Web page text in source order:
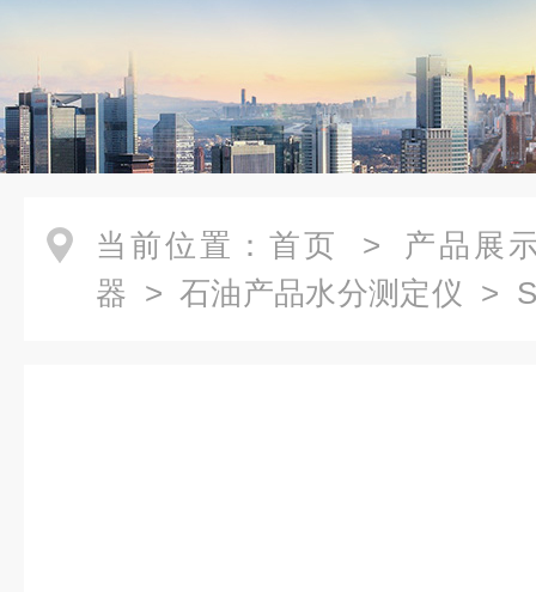
当前位置： 首页 > 产品展
器 > 石油产品水分测定仪 >